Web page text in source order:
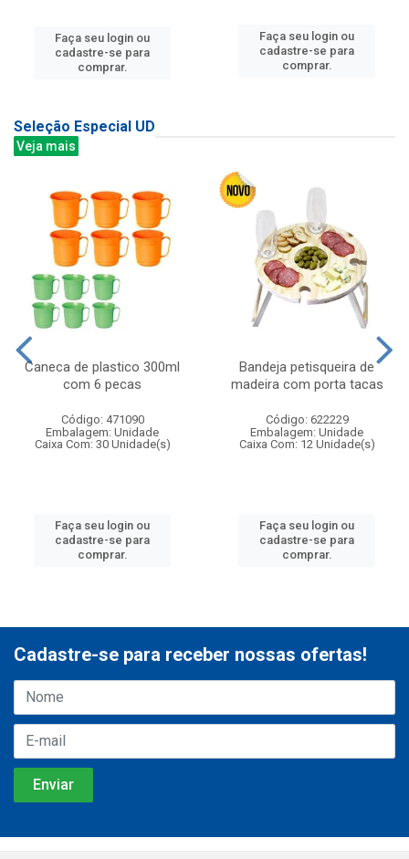
Faça seu login ou
cadastre-se para
comprar.
Faça seu login ou
cadastre-se para
comprar.
Seleção Especial UD
Veja mais
Caneca de plastico 300ml
com 6 pecas
Código: 471090
Embalagem: Unidade
Caixa Com: 30 Unidade(s)
Faça seu login ou
cadastre-se para
comprar.
Bandeja petisqueira de
madeira com porta tacas
Código: 622229
Embalagem: Unidade
Caixa Com: 12 Unidade(s)
Faça seu login ou
cadastre-se para
comprar.
Cadastre-se para receber nossas ofertas!